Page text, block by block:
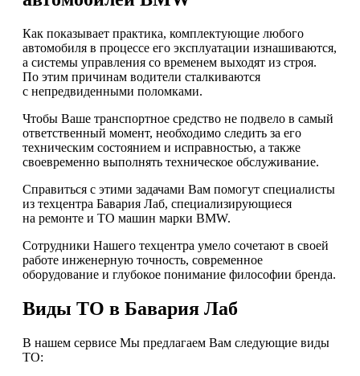
Как показывает практика, комплектующие любого
автомобиля в процессе его эксплуатации изнашиваются,
а системы управления со временем выходят из строя.
По этим причинам водители сталкиваются
с непредвиденными поломками.
Чтобы Ваше транспортное средство не подвело в самый
ответственный момент, необходимо следить за его
техническим состоянием и исправностью, а также
своевременно выполнять техническое обслуживание.
Справиться с этими задачами Вам помогут специалисты
из техцентра Бавария Лаб, специализирующиеся
на ремонте и ТО машин марки BMW.
Сотрудники Нашего техцентра умело сочетают в своей
работе инженерную точность, современное
оборудование и глубокое понимание философии бренда.
Виды ТО в Бавария Лаб
В нашем сервисе Мы предлагаем Вам следующие виды
ТО: